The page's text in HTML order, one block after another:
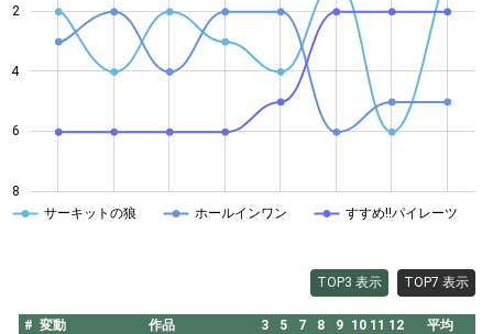
4
2
4
6
8
サーキットの狼 ホールインワン すすめ!!パイレーツ
TOP3 表示 TOP7 表示
# 変動 作品 3 5 7 8 9 10 11 12
平均